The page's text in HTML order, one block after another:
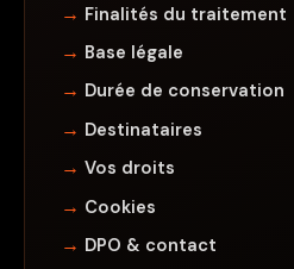
Finalités du traitement
Base légale
Durée de conservation
Destinataires
Vos droits
Cookies
DPO & contact